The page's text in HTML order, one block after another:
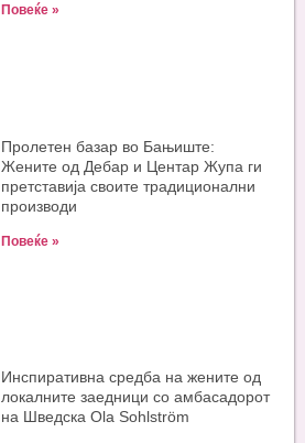
Повеќе »
Пролетен базар во Бањиште:
Жените од Дебар и Центар Жупа ги
претставија своите традиционални
производи
Повеќе »
Инспиративна средба на жените од
локалните заедници со амбасадорот
на Шведска Ola Sohlström